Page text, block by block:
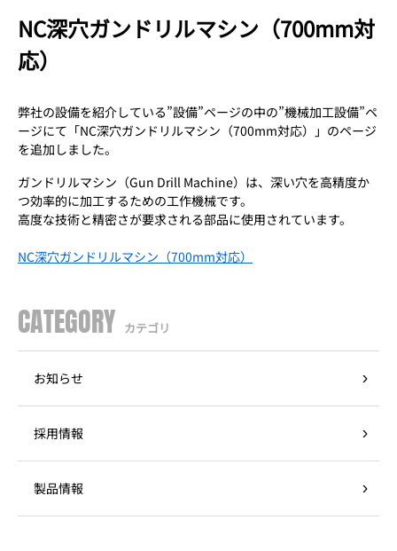
NC深穴ガンドリルマシン（700mm対
応）
弊社の設備を紹介している”設備”ページの中の”機械加工設備”ペ
ージにて「NC深穴ガンドリルマシン（700mm対応）」のページ
を追加しました。
ガンドリルマシン（Gun Drill Machine）は、深い穴を高精度か
つ効率的に加工するための工作機械です。
高度な技術と精密さが要求される部品に使用されています。
NC深穴ガンドリルマシン（700mm対応）
CATEGORY カテゴリ
お知らせ
採用情報
製品情報